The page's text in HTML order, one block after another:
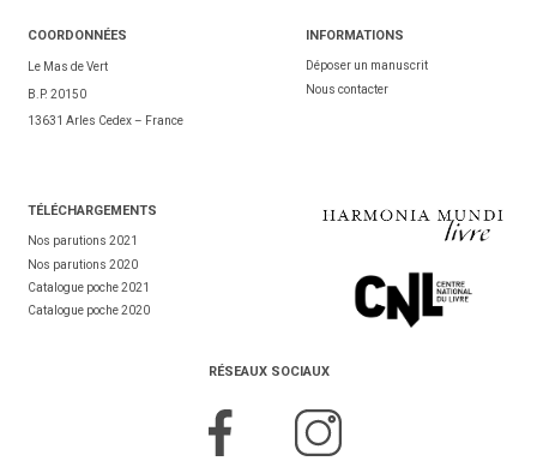
COORDONNÉES
Le Mas de Vert
B.P. 20150
13631 Arles Cedex – France
INFORMATIONS
Déposer un manuscrit
Nous contacter
TÉLÉCHARGEMENTS
Nos parutions 2021
Nos parutions 2020
Catalogue poche 2021
Catalogue poche 2020
RÉSEAUX SOCIAUX